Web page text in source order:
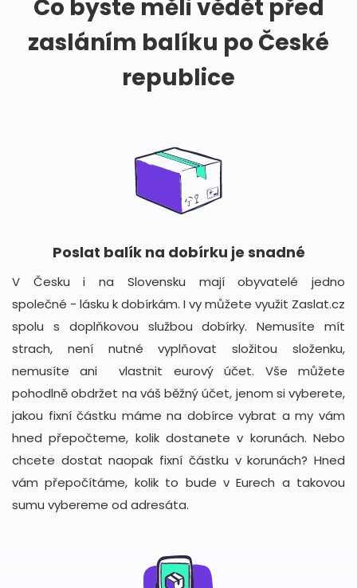
Co byste měli vědět před
zasláním balíku po České
republice
Poslat balík na dobírku je snadné
V Česku i na Slovensku mají obyvatelé jedno
společné - lásku k dobírkám. I vy můžete využit Zaslat.cz
spolu s doplňkovou službou dobírky. Nemusíte mít
strach, není nutné vyplňovat složitou složenku,
nemusíte ani vlastnit eurový účet. Vše můžete
pohodlně obdržet na váš běžný účet, jenom si vyberete,
jakou fixní částku máme na dobírce vybrat a my vám
hned přepočteme, kolik dostanete v korunách. Nebo
chcete dostat naopak fixní částku v korunách? Hned
vám přepočítáme, kolik to bude v Eurech a takovou
sumu vybereme od adresáta.